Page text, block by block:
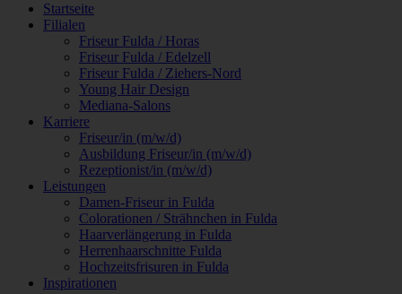
Startseite
Filialen
Friseur Fulda / Horas
Friseur Fulda / Edelzell
Friseur Fulda / Ziehers-Nord
Young Hair Design
Mediana-Salons
Karriere
Friseur/in (m/w/d)
Ausbildung Friseur/in (m/w/d)
Rezeptionist/in (m/w/d)
Leistungen
Damen-Friseur in Fulda
Colorationen / Strähnchen in Fulda
Haarverlängerung in Fulda
Herrenhaarschnitte Fulda
Hochzeitsfrisuren in Fulda
Inspirationen